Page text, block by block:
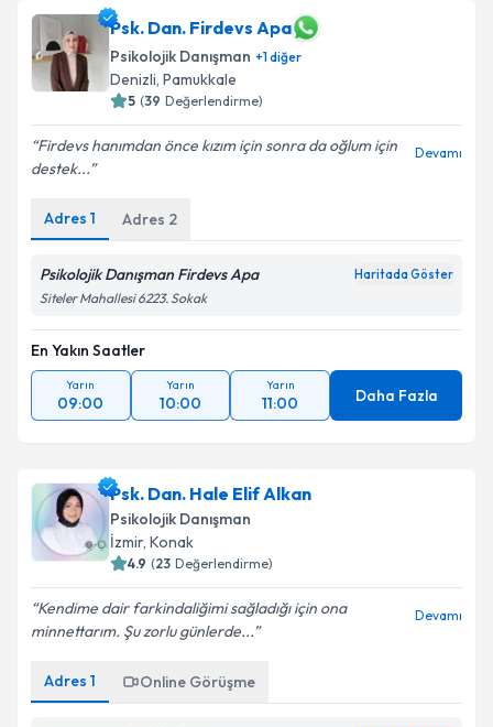
E-posta Adresiniz
Kişisel verilerimin işlenmesine ilişkinAydınlatma
Psk. Dan. Firdevs Apa
Psikolojik Danışman +1diğer
Denizli, Pamukkale
5 (39 Değerlendirme)
Firdevs hanımdan önce kızım için sonra da oğlum için
destek...
Devamı
Adres 1 Adres 2
Psikolojik Danışman Firdevs Apa Haritada Göster
Siteler Mahallesi 6223. Sokak
En Yakın Saatler
Yarın
09:00
Yarın
10:00
Yarın
11:00 Daha Fazla
Psk. Dan. Hale Elif Alkan
Psikolojik Danışman
İzmir, Konak
4.9 (23 Değerlendirme)
Kendime dair farkindaliğimi sağladığı için ona
minnettarım. Şu zorlu günlerde...
Devamı
Adres 1 Online Görüşme